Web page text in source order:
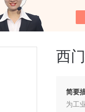
块西门子CPU 1512C-1
西
简要
为工